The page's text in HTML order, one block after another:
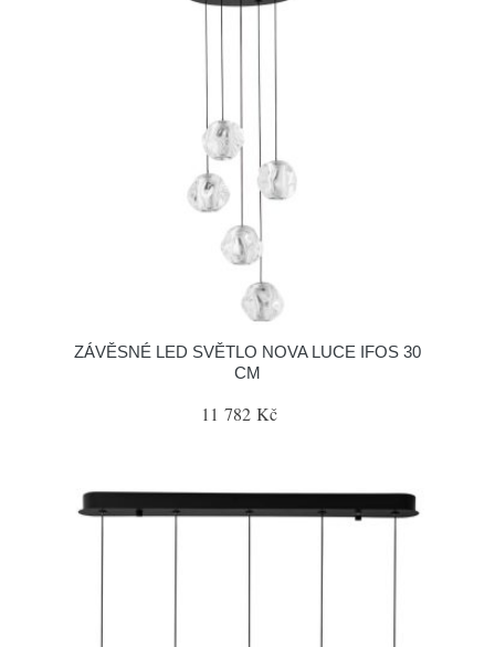
ZÁVĚSNÉ LED SVĚTLO NOVA LUCE IFOS 30
CM
11 782 Kč